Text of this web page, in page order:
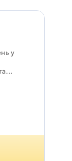
у